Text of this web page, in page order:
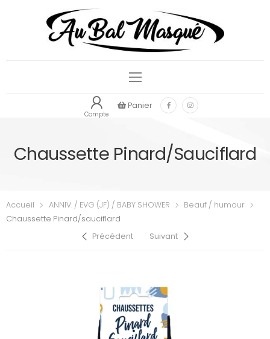
Compte
Panier
Chaussette Pinard/sauciflard
Accueil ANNIV. / EVG (JF) / BABY SHOWER
Beauf / humour
Chaussette Pinard/sauciflard
Précédent
Suivant